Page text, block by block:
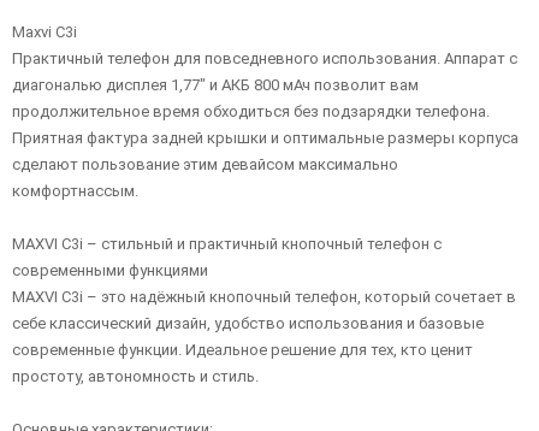
Maxvi C3i
Практичный телефон для повседневного использования. Аппарат с
диагональю дисплея 1,77" и АКБ 800 мАч позволит вам
продолжительное время обходиться без подзарядки телефона.
Приятная фактура задней крышки и оптимальные размеры корпуса
сделают пользование этим девайсом максимально
комфортнaccым.
MAXVI C3i – стильный и практичный кнопочный телефон с
современными функциями
MAXVI C3i – это надёжный кнопочный телефон, который сочетает в
себе классический дизайн, удобство использования и базовые
современные функции. Идеальное решение для тех, кто ценит
простоту, автономность и стиль.